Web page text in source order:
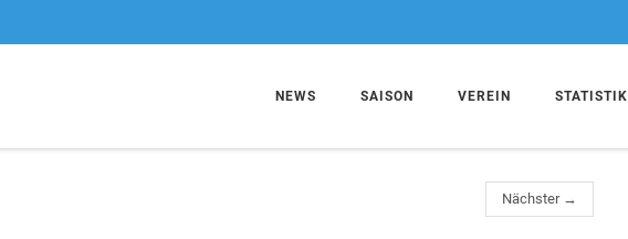
NEWS SAISON VEREIN STATISTIK
Nächster →